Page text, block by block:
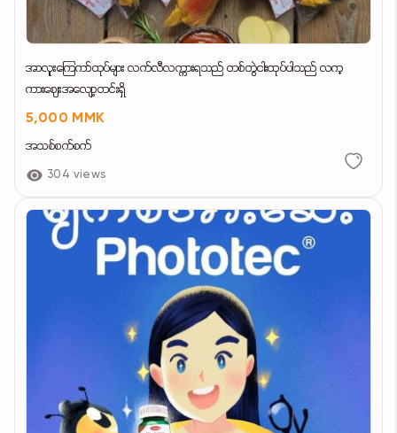
အာလူးကြေကာ်ထုပ်များ လက်လီလက္ကားရသည် တစ်တွဲငါးထုပ်ပါသည် လက္
ကားဈေးအလျော့တင်းရှိ
5,000 MMK
အသစ်စက်စက်
304 views